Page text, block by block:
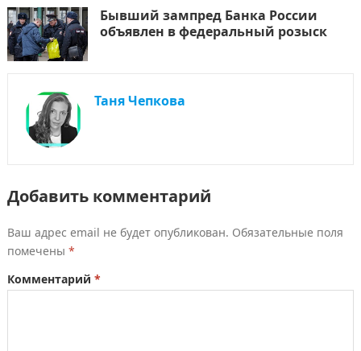
Бывший зампред Банка России
объявлен в федеральный розыск
Таня Чепкова
Добавить комментарий
Ваш адрес email не будет опубликован. Обязательные поля
помечены *
Комментарий *